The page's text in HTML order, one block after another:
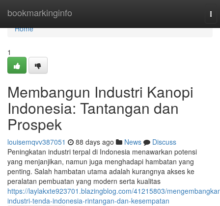
bookmarkinginfo
Home
Home
1
Membangun Industri Kanopi
Indonesia: Tantangan dan
Prospek
louisemqvv387051 88 days ago News
Discuss
Peningkatan industri terpal di Indonesia menawarkan potensi
yang menjanjikan, namun juga menghadapi hambatan yang
penting. Salah hambatan utama adalah kurangnya akses ke
peralatan pembuatan yang modern serta kualitas
https://laylakxte923701.blazingblog.com/41215803/
industri-tenda-indonesia-rintangan-dan-kesempatan